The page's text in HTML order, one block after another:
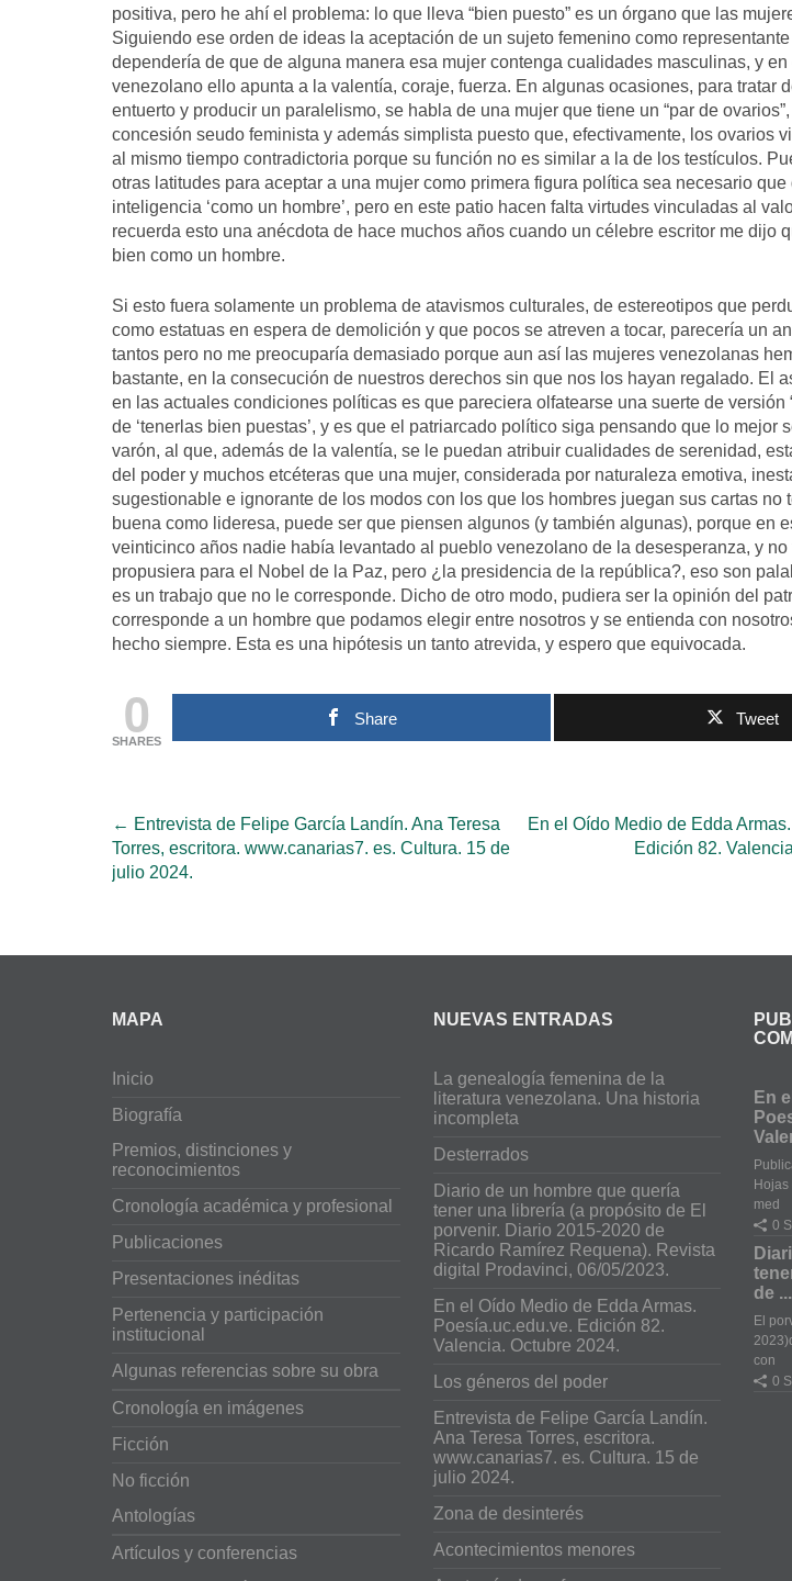
positiva, pero he ahí el problema: lo que lleva “bien puesto” es un órgano que las
Siguiendo ese orden de ideas la aceptación de un sujeto femenino como
dependería de que de alguna manera esa mujer contenga cualidades masculinas, y
venezolano ello apunta a la valentía, coraje, fuerza. En algunas ocasiones, para tratar
entuerto y producir un paralelismo, se habla de una mujer que tiene un “par de
concesión seudo feminista y además simplista puesto que, efectivamente, los ovarios
al mismo tiempo contradictoria porque su función no es similar a la de los testículos.
otras latitudes para aceptar a una mujer como primera figura política sea necesario que
inteligencia ‘como un hombre’, pero en este patio hacen falta virtudes vinculadas al
recuerda esto una anécdota de hace muchos años cuando un célebre escritor me dijo
bien como un hombre.
Si esto fuera solamente un problema de atavismos culturales, de estereotipos que
como estatuas en espera de demolición y que pocos se atreven a tocar, parecería un
tantos pero no me preocuparía demasiado porque aun así las mujeres venezolanas
bastante, en la consecución de nuestros derechos sin que nos los hayan regalado. El
en las actuales condiciones políticas es que pareciera olfatearse una suerte de versión
de ‘tenerlas bien puestas’, y es que el patriarcado político siga pensando que lo mejor
varón, al que, además de la valentía, se le puedan atribuir cualidades de serenidad,
del poder y muchos etcéteras que una mujer, considerada por naturaleza emotiva,
sugestionable e ignorante de los modos con los que los hombres juegan sus cartas no
buena como lideresa, puede ser que piensen algunos (y también algunas), porque en
veinticinco años nadie había levantado al pueblo venezolano de la desesperanza, y
propusiera para el Nobel de la Paz, pero ¿la presidencia de la república?, eso son
es un trabajo que no le corresponde. Dicho de otro modo, pudiera ser la opinión del
corresponde a un hombre que podamos elegir entre nosotros y se entienda con
hecho siempre. Esta es una hipótesis un tanto atrevida, y espero que equivocada.
0
SHARES
Share Tweet
Post
navigation
← Entrevista de Felipe García Landín. Ana Teresa
Torres, escritora. www.canarias7. es. Cultura. 15 de
julio 2024.
En el Oído Medio de Edda
Edición 82.
MAPA
Inicio
Biografía
Premios, distinciones y
reconocimientos
Cronología académica y profesional
Publicaciones
Presentaciones inéditas
Pertenencia y participación
institucional
Algunas referencias sobre su obra
Cronología en imágenes
Ficción
No ficción
Antologías
Artículos y conferencias
NUEVAS ENTRADAS
La genealogía femenina de la
literatura venezolana. Una historia
incompleta
Desterrados
Diario de un hombre que quería
tener una librería (a propósito de El
porvenir. Diario 2015-2020 de
Ricardo Ramírez Requena). Revista
digital Prodavinci, 06/05/2023.
En el Oído Medio de Edda Armas.
Poesía.uc.edu.ve. Edición 82.
Valencia. Octubre 2024.
Los géneros del poder
Entrevista de Felipe García Landín.
Ana Teresa Torres, escritora.
www.canarias7. es. Cultura. 15 de
julio 2024.
Zona de desinterés
Acontecimientos menores
En
med
0
de ...
El
con
0